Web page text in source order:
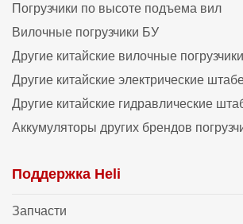
Погрузчики по высоте подъема вил
Вилочные погрузчики БУ
Другие китайские вилочные погрузчики
Другие китайские электрические
Другие китайские гидравлические
Аккумуляторы других брендов
Поддержка Heli
Запчасти